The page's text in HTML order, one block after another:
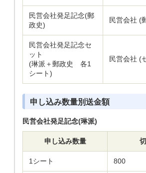
民営会社発足記念(郵
政史)
民営会社 (
民営会社発足記念セ
ット
(琳派＋郵政史 各1
シート)
民営会社 (
申し込み数量別送金額
民営会社発足記念(琳派)
申し込み数量
1シート 800